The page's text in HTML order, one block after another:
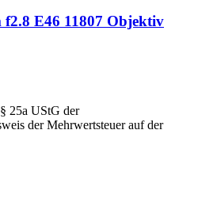
E46 11807 Objektiv
25a UStG der
der Mehrwertsteuer auf der